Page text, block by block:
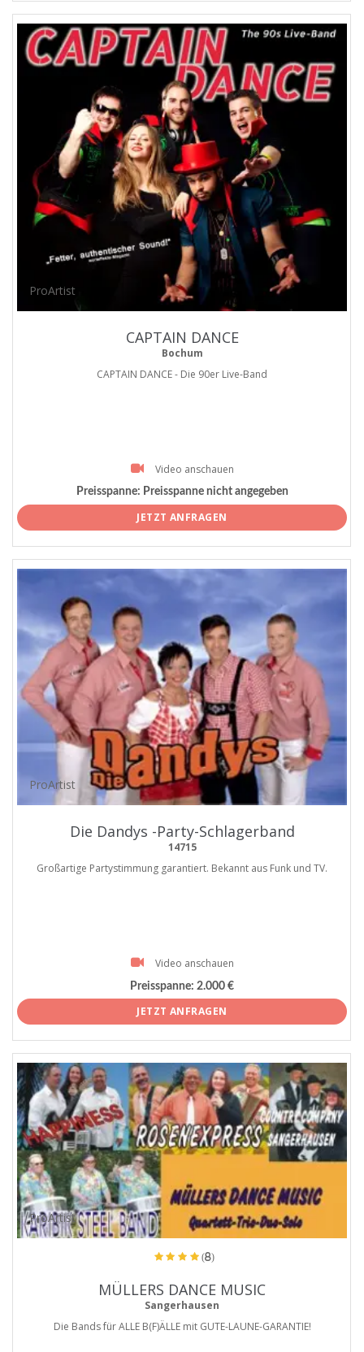
ProArtist
CAPTAIN DANCE
Bochum
CAPTAIN DANCE - Die 90er Live-Band
Video anschauen
Preisspanne: Preisspanne nicht angegeben
JETZT ANFRAGEN
ProArtist
Die Dandys -Party-Schlagerband
14715
Großartige Partystimmung garantiert. Bekannt aus Funk und TV.
Video anschauen
Preisspanne: 2.000 €
JETZT ANFRAGEN
ProArtist
(8)
MÜLLERS DANCE MUSIC
Sangerhausen
Die Bands für ALLE B(F)ÄLLE mit GUTE-LAUNE-GARANTIE!